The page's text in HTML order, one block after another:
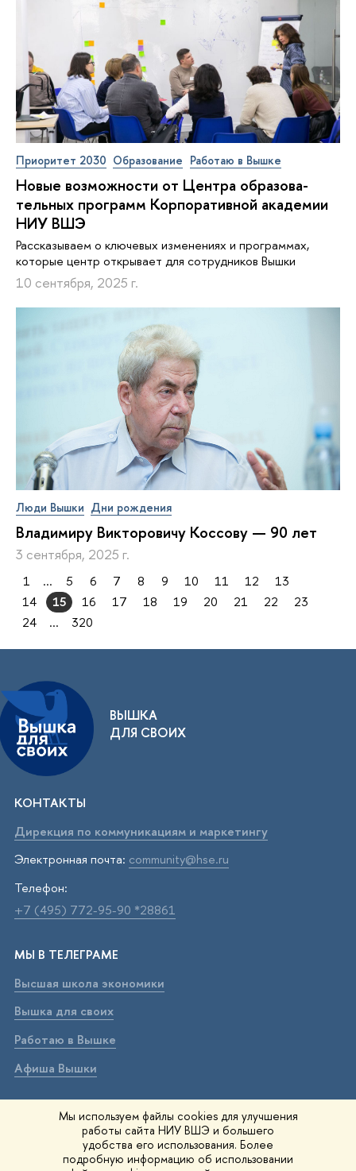
Мы используем файлы cookies для улучшения
работы сайта НИУ ВШЭ и большего
удобства его использования. Более
подробную информацию об использовании
Приоритет 2030 Образование Работаю в Вышке
Новые возможности от Центра об­ра­зо­ва­
тель­ных программ Кор­по­ра­тив­ной академии
НИУ ВШЭ
Рассказываем о ключевых изменениях и программах,
которые центр открывает для сотрудников Вышки
10 сентября, 2025 г.
Люди Вышки Дни рождения
Владимиру Викторовичу Коссову — 90 лет
3 сентября, 2025 г.
1 ... 5 6 7 8 9 10 11 12
13
14
15 16 17 18 19 20 21 22
23
24
... 320
ВЫШКА
ДЛЯ СВОИХ
КОНТАКТЫ
Дирекция по коммуникациям и маркетингу
Электронная почта: community@hse.ru
Телефон:
+7 (495) 772-95-90 *28861
МЫ В ТЕЛЕГРАМЕ
Высшая школа экономики
Вышка для своих
Работаю в Вышке
Афиша Вышки
ВЫШКА В МАХ
Высшая школа экономики